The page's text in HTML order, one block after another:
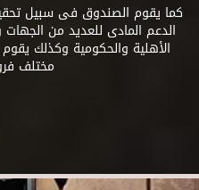
كما يقوم الصندوق فى سبيل
الدعم المادى للعديد من الجهات
الأهلية والحكومية وكذلك
مختلف